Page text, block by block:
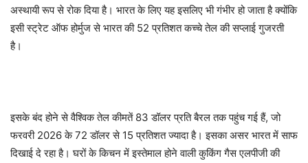
अस्थायी रूप से रोक दिया है। भारत के लिए यह इसलिए भी गंभीर हो जाता है क्योंकि
इसी स्ट्रेट ऑफ होर्मुज से भारत की 52 प्रतिशत कच्चे तेल की सप्लाई गुजरती
है।
इसके बंद होने से वैश्विक तेल कीमतें 83 डॉलर प्रति बैरल तक पहुंच गई हैं, जो
फरवरी 2026 के 72 डॉलर से 15 प्रतिशत ज्यादा है। इसका असर भारत में साफ
दिखाई दे रहा है। घरों के किचन में इस्तेमाल होने वाली कुकिंग गैस एलपीजी की